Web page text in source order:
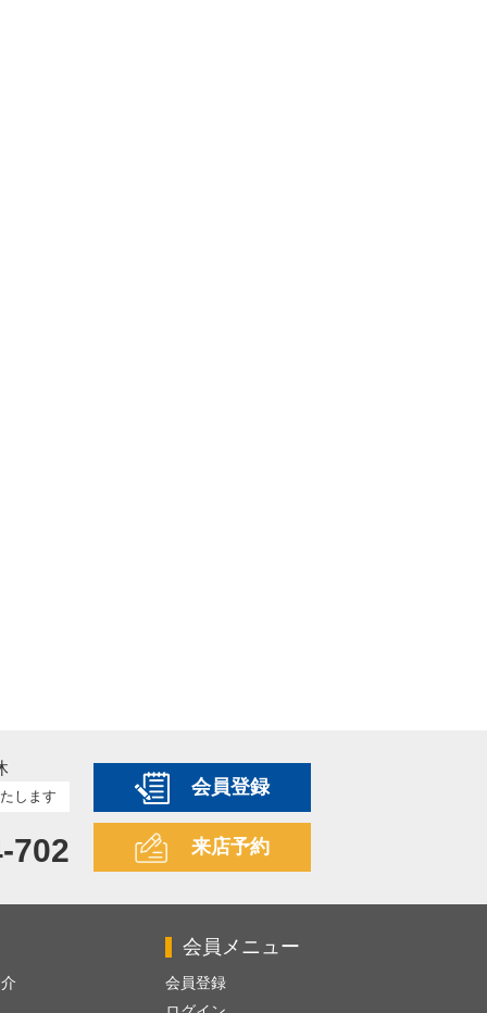
します
702
会員登録
来店予約
会員メニュー
会員登録